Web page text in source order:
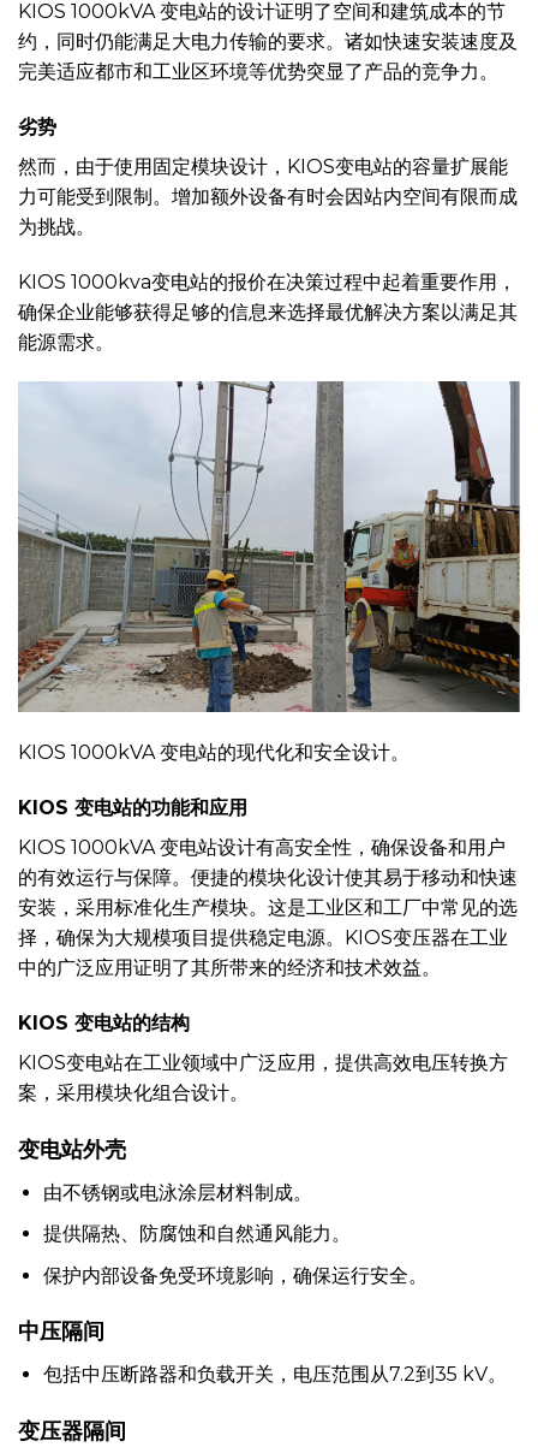
KIOS 1000kVA 变电站的设计证明了空间和建筑成本的节
约，同时仍能满足大电力传输的要求。诸如快速安装速度及
完美适应都市和工业区环境等优势突显了产品的竞争力。
劣势
然而，由于使用固定模块设计，KIOS变电站的容量扩展能
力可能受到限制。增加额外设备有时会因站内空间有限而成
为挑战。
KIOS 1000kva变电站的报价在决策过程中起着重要作用，
确保企业能够获得足够的信息来选择最优解决方案以满足其
能源需求。
KIOS 1000kVA 变电站的现代化和安全设计。
KIOS 变电站的功能和应用
KIOS 1000kVA 变电站设计有高安全性，确保设备和用户
的有效运行与保障。便捷的模块化设计使其易于移动和快速
安装，采用标准化生产模块。这是工业区和工厂中常见的选
择，确保为大规模项目提供稳定电源。KIOS变压器在工业
中的广泛应用证明了其所带来的经济和技术效益。
KIOS 变电站的结构
KIOS变电站在工业领域中广泛应用，提供高效电压转换方
案，采用模块化组合设计。
变电站外壳
由不锈钢或电泳涂层材料制成。
提供隔热、防腐蚀和自然通风能力。
保护内部设备免受环境影响，确保运行安全。
中压隔间
包括中压断路器和负载开关，电压范围从7.2到35 kV。
变压器隔间